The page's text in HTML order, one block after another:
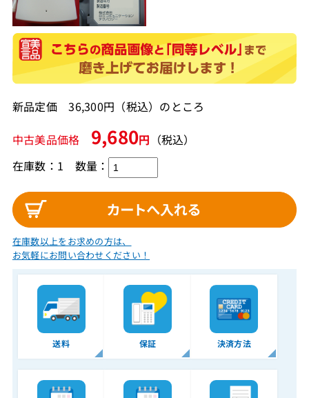
新品定価 36,300円（税込）のところ
中古美品価格 9,680円 （税込）
在庫数：1 数量：
在庫数以上をお求めの方は、
お気軽にお問い合わせください！
送料 保証 決済方法